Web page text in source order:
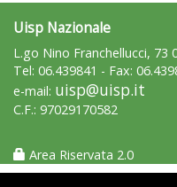
Luglio 2026: "Pensando
rivoluzioni"
Uisp Nazionale
L.go Nino Franchellucci, 73
Tel: 06.439841 - Fax:
e-mail: uisp@uisp.it
C.F.: 97029170582
Area Riservata 2.0